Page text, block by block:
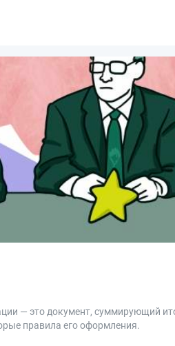
— это документ, суммирующий
правила его оформления.